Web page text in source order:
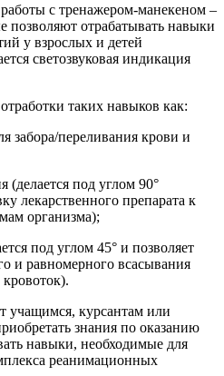
с тренажером-манекеном –
позволяют отрабатывать навыки
у взрослых и детей
светозвуковая индикация
таких навыков как:
забора/переливания крови и
под углом 90°
лекарственного препарата к
организма);
под углом 45° и позволяет
и равномерного всасывания
кровоток).
учащимся, курсантам или
знания по оказанию
навыки, необходимые для
реанимационных